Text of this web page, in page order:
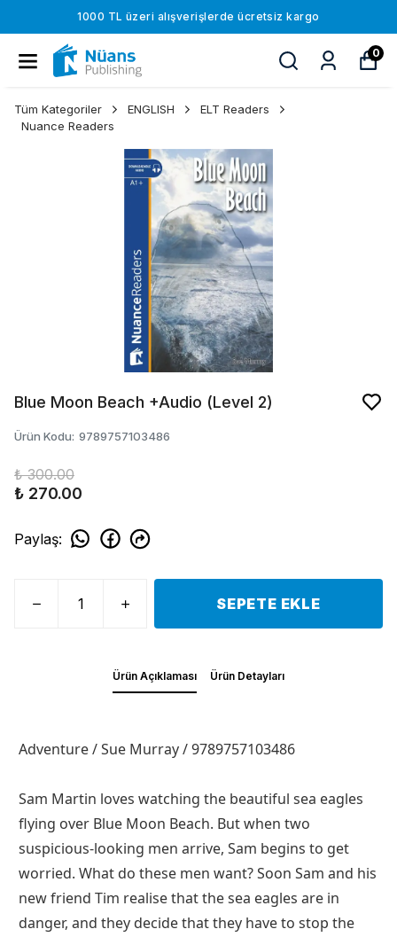
1000 TL üzeri alışverişlerde ücretsiz kargo
0
Tüm Kategoriler ENGLISH
ELT Readers
Nuance Readers
Blue Moon Beach +Audio (Level 2)
Ürün Kodu: 9789757103486
₺ 300.00
₺ 270.00
Paylaş:
SEPETE EKLE
Ürün Açıklaması Ürün Detayları
Adventure / Sue Murray / 9789757103486
Sam Martin loves watching the beautiful sea eagles
flying over Blue Moon Beach. But when two
suspicious-looking men arrive, Sam begins to get
worried. What do these men want? Soon Sam and his
new friend Tim realise that the sea eagles are in
danger, and they decide that they have to stop the